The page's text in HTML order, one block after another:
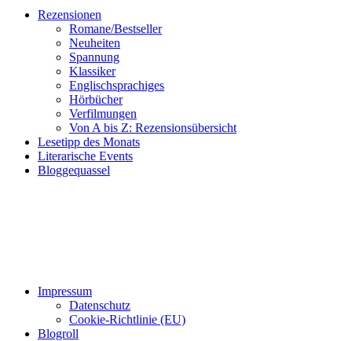
Rezensionen
Romane/Bestseller
Neuheiten
Spannung
Klassiker
Englischsprachiges
Hörbücher
Verfilmungen
Von A bis Z: Rezensionsübersicht
Lesetipp des Monats
Literarische Events
Bloggequassel
Impressum
Datenschutz
Cookie-Richtlinie (EU)
Blogroll